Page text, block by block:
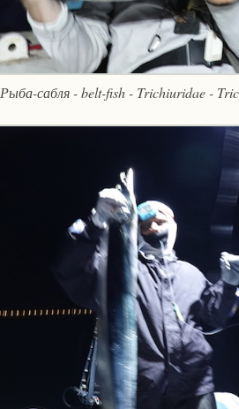
Рыба-сабля - belt-fish - Trichiuridae -